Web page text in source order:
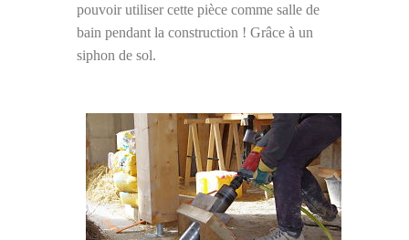
pouvoir utiliser cette pièce comme salle de
bain pendant la construction ! Grâce à un
siphon de sol.